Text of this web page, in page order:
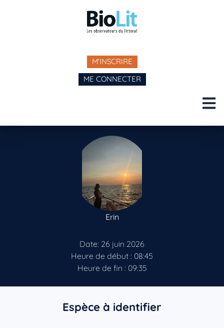
M'INSCRIRE
ME CONNECTER
Erin
Date: 26 juin 2026
Heure de début : 08:45
Heure de fin : 09:35
Espèce à identifier